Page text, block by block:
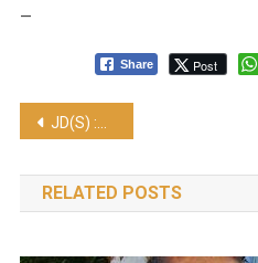
—
Share Post
Post
navigation
JD(S) :ಲಕ್ಷ ಕಾರ್ಯಕರ್ತರ ಜತೆ ಏಕಕಾಲಕ್ಕೆ ಕಾನ್ಫರೆನ್ಸ್ ಕಾಲ್…!
RELATED POSTS